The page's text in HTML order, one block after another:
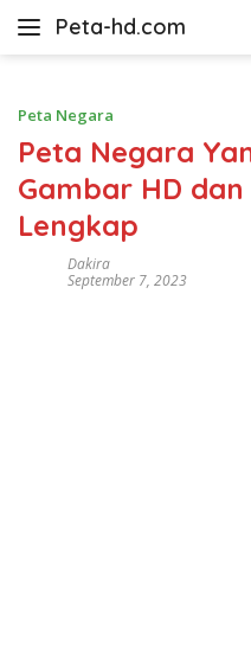
Peta-hd.com
Kumpulan
HD
Peta Negara
Peta Negara
Gambar HD
Lengkap
Dakira
September 7, 2023